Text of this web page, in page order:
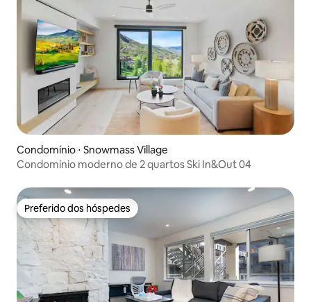
Condomínio ⋅ Snowmass Village
Condomínio moderno de 2 quartos Ski In&Out 04
Preferido dos hóspedes
Preferido dos hóspedes